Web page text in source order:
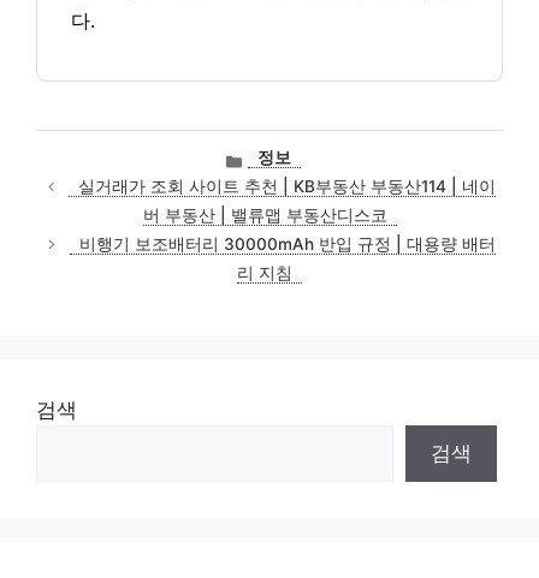
다.
카
테
고
리
정보
실거래가 조회 사이트 추천 | KB부동산 부동산114 | 네이
버 부동산 | 밸류맵 부동산디스코
비행기 보조배터리 30000mAh 반입 규정 | 대용량 배터
리 지침
검색
검색